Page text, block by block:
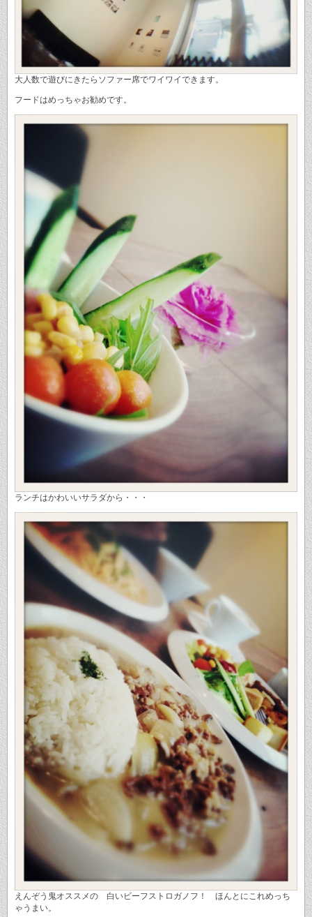
大人数で遊びにきたらソファー席でワイワイできます。
フードはめっちゃお勧めです。
ランチはかわいいサラダから・・・
えんぞう鬼オススメの 白いビーフストロガノフ！ ほんとにこれめっち
ゃうまい。